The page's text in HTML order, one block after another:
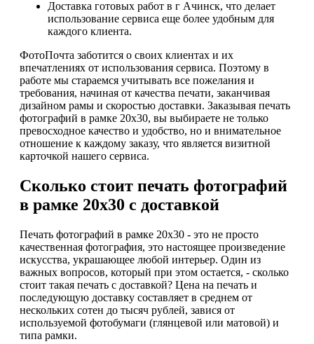
Доставка готовых работ в г Ачинск, что делает
использование сервиса еще более удобным для
каждого клиента.
ФотоПочта заботится о своих клиентах и их
впечатлениях от использования сервиса. Поэтому в
работе мы стараемся учитывать все пожелания и
требования, начиная от качества печати, заканчивая
дизайном рамы и скоростью доставки. Заказывая печать
фотографий в рамке 20х30, вы выбираете не только
превосходное качество и удобство, но и внимательное
отношение к каждому заказу, что является визитной
карточкой нашего сервиса.
Сколько стоит печать фотографий
в рамке 20х30 с доставкой
Печать фотографий в рамке 20х30 - это не просто
качественная фотография, это настоящее произведение
искусства, украшающее любой интерьер. Один из
важных вопросов, который при этом остается, - сколько
стоит такая печать с доставкой? Цена на печать и
последующую доставку составляет в среднем от
нескольких сотен до тысяч рублей, завися от
используемой фотобумаги (глянцевой или матовой) и
типа рамки.